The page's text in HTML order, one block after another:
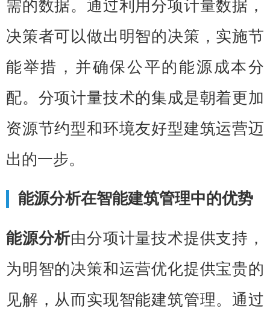
需的数据。通过利用分项计量数据，
决策者可以做出明智的决策，实施节
能举措，并确保公平的能源成本分
配。分项计量技术的集成是朝着更加
资源节约型和环境友好型建筑运营迈
出的一步。
能源分析在智能建筑管理中的优势
能源分析由分项计量技术提供支持，
为明智的决策和运营优化提供宝贵的
见解，从而实现智能建筑管理。通过